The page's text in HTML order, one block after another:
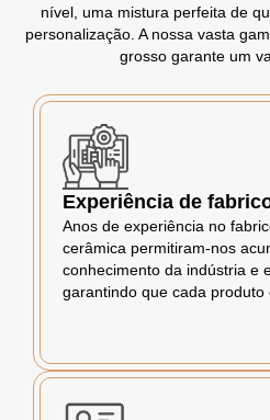
nível, uma mistura perfeita de
personalização. A nossa vasta
grosso garante um
Experiência de
Anos de experiência no
cerâmica permitiram-nos
conhecimento da indústria e
garantindo que cada produto